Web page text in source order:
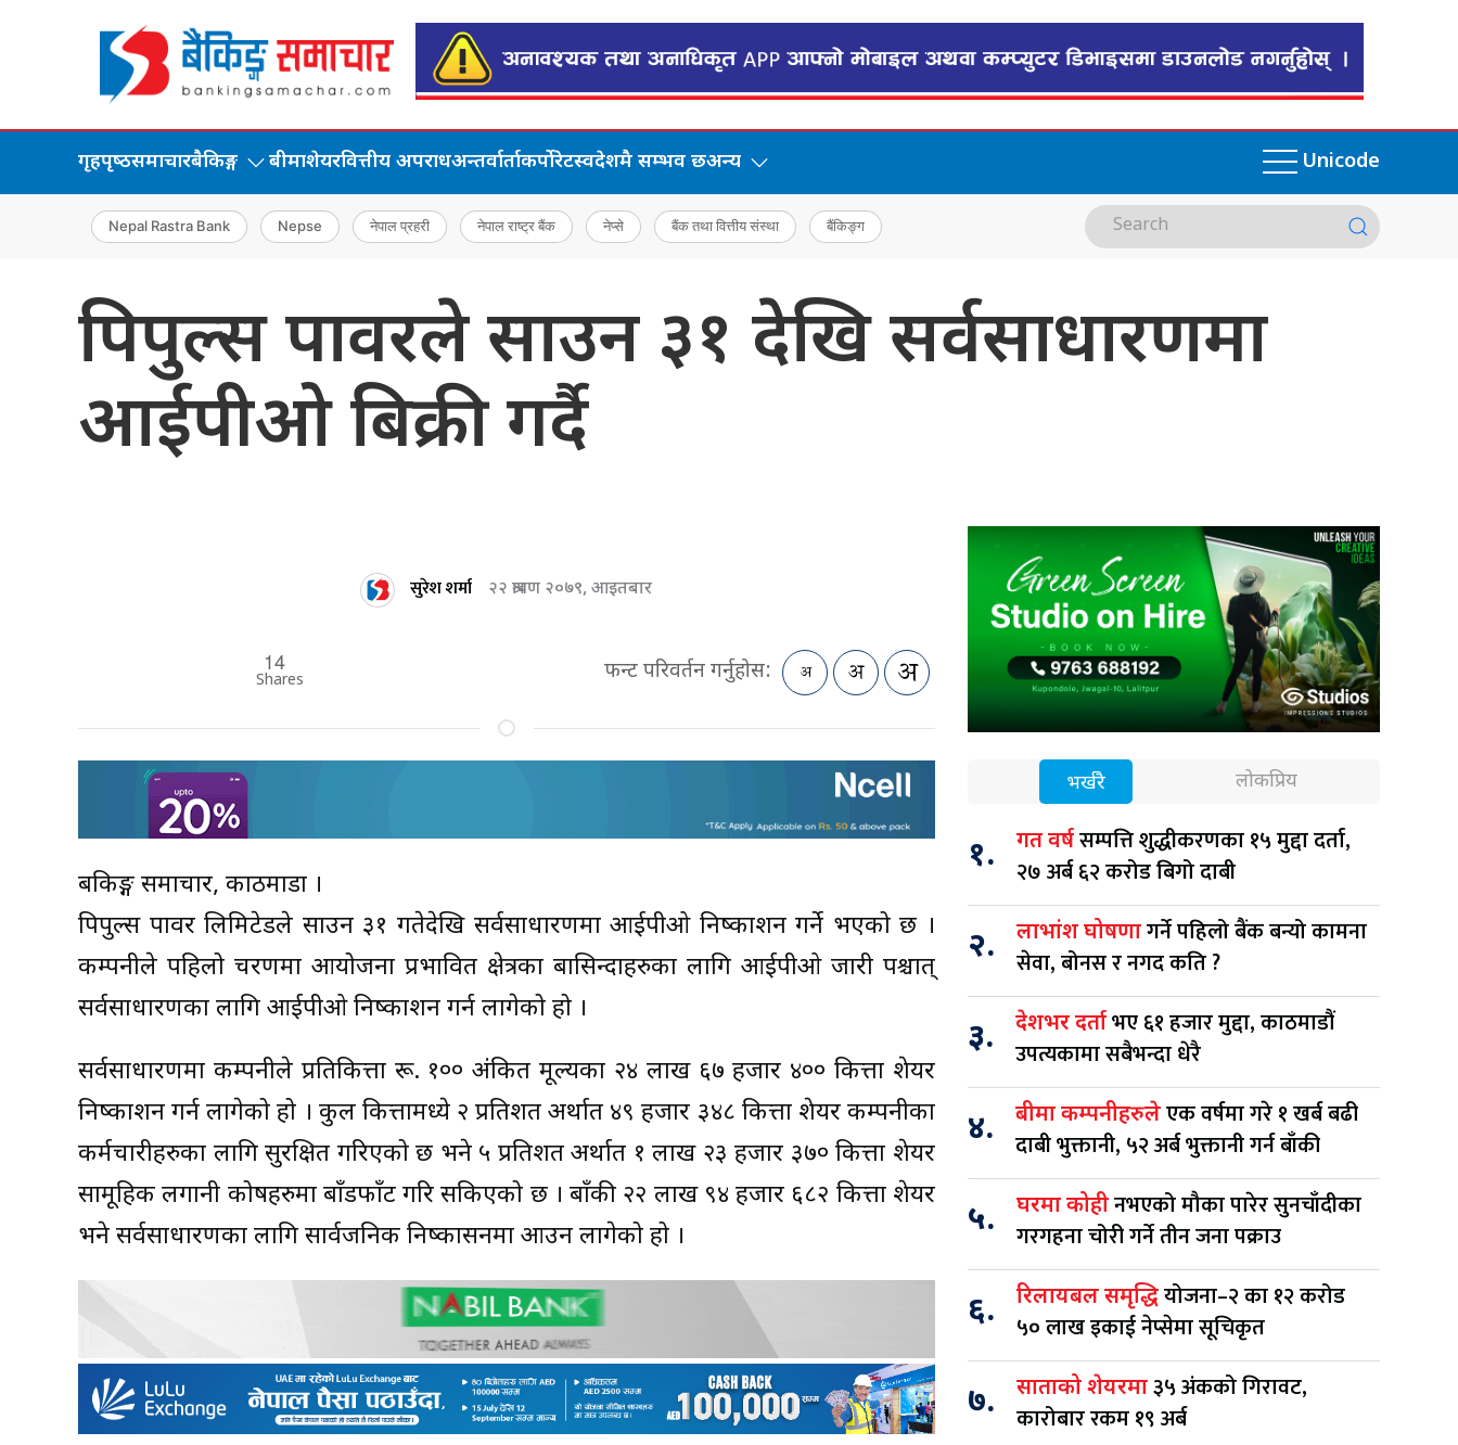
गृहपृष्‍ठसमाचारबैकिङ्ग बीमाशेयरवित्तीय अपराधअन्तर्वार्ताकर्पोरेटस्वदेशमै सम्भव छअन्य Unicode
Nepal Rastra Bank Nepse नेपाल प्रहरी नेपाल राष्ट्र बैंक नेप्से बैंक तथा वित्तीय संस्था बैंकिङ्ग
पिपुल्स पावरले साउन ३१ देखि सर्वसाधारणमा
आईपीओ बिक्री गर्दै
सुरेश शर्मा २२ श्रावण २०७९, आइतबार
14
Shares फन्ट परिवर्तन गर्नुहोस:
बैंकिङ्ग समाचार, काठमाडौं ।
पिपुल्स पावर लिमिटेडले साउन ३१ गतेदेखि सर्वसाधारणमा आईपीओ निष्काशन गर्ने भएको छ ।
कम्पनीले पहिलो चरणमा आयोजना प्रभावित क्षेत्रका बासिन्दाहरुका लागि आईपीओ जारी पश्चात्
सर्वसाधारणका लागि आईपीओ निष्काशन गर्न लागेको हो ।
सर्वसाधारणमा कम्पनीले प्रतिकित्ता रू. १०० अंकित मूल्यका २४ लाख ६७ हजार ४०० कित्ता शेयर
निष्काशन गर्न लागेको हो । कुल कित्तामध्ये २ प्रतिशत अर्थात ४९ हजार ३४८ कित्ता शेयर कम्पनीका
कर्मचारीहरुका लागि सुरक्षित गरिएको छ भने ५ प्रतिशत अर्थात १ लाख २३ हजार ३७० कित्ता शेयर
सामूहिक लगानी कोषहरुमा बाँडफाँट गरि सकिएको छ । बाँकी २२ लाख ९४ हजार ६८२ कित्ता शेयर
भने सर्वसाधारणका लागि सार्वजनिक निष्कासनमा आउन लागेको हो ।
भर्खरै लोकप्रिय
१. गत वर्षसम्पत्ति शुद्धीकरणका १५ मुद्दा दर्ता,
२७ अर्ब ६२ करोड बिगो दाबी
२. लाभांश घोषणागर्ने पहिलो बैंक बन्यो कामना
सेवा, बोनस र नगद कति ?
३. देशभर दर्ताभए ६१ हजार मुद्दा, काठमाडौं
उपत्यकामा सबैभन्दा धेरै
४. बीमा कम्पनीहरुलेएक वर्षमा गरे १ खर्ब बढी
दाबी भुक्तानी, ५२ अर्ब भुक्तानी गर्न बाँकी
५. घरमा कोहीनभएको मौका पारेर सुनचाँदीका
गरगहना चोरी गर्ने तीन जना पक्राउ
६. रिलायबल समृद्धियोजना–२ का १२ करोड
५० लाख इकाई नेप्सेमा सूचिकृत
७. साताको शेयरमा३५ अंकको गिरावट,
कारोबार रकम १९ अर्ब